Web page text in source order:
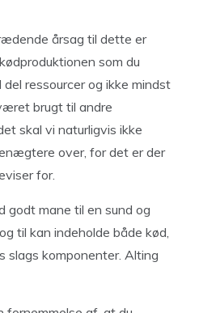
årsag til dette er
som du
ressourcer og ikke mindst
brugt til andre
skal vi naturligvis ikke
over, for det er der
for.
godt mane til en sund og
til kan indeholde både kød,
slags komponenter. Alting